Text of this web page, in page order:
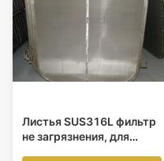
Листья SUS316L фильтр
не загрязнения, для